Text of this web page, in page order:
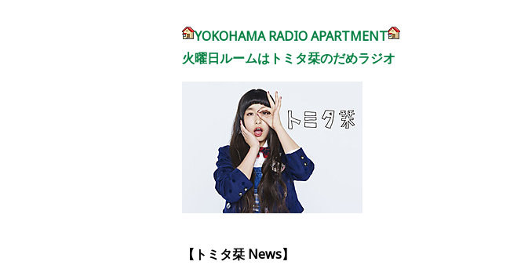
YOKOHAMA RADIO APARTMENT
火曜日ルームはトミタ栞のだめラジオ
【トミタ栞 News】